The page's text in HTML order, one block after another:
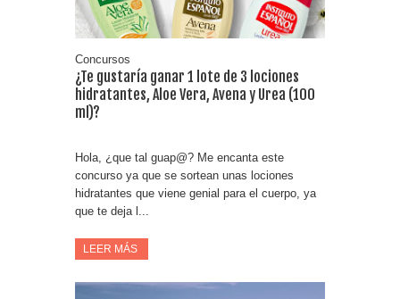
Date el gustazo con Grefusa y gana un patinete con
Concursos
¿Te gustaría ganar 1 lote de 3 lociones
hidratantes, Aloe Vera, Avena y Urea (100
ml)?
Hola, ¿que tal guap@? Me encanta este
concurso ya que se sortean unas lociones
hidratantes que viene genial para el cuerpo, ya
que te deja l...
LEER MÁS